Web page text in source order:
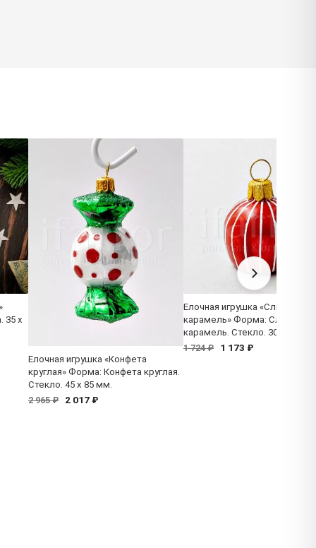
35 x
Елочная игрушка «Конфета
круглая» Форма: Конфета круглая.
Стекло. 45 x 85 мм.
2 965 ₽
2 017 ₽
Елочная игрушка «Сливочная
карамель» Форма: Сливочная
карамель. Стекло. 30 x 45 мм.
1 724 ₽
1 173 ₽